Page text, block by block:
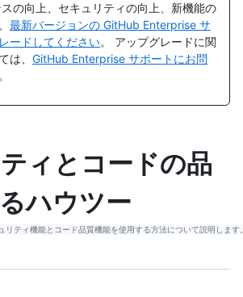
の向上、セキュリティの向上、新機能の
最新バージョンの GitHub Enterprise サ
ードしてください。 アップグレードに関
は、 GitHub Enterprise サポートにお問
。
ィとコードの品
ハウツー